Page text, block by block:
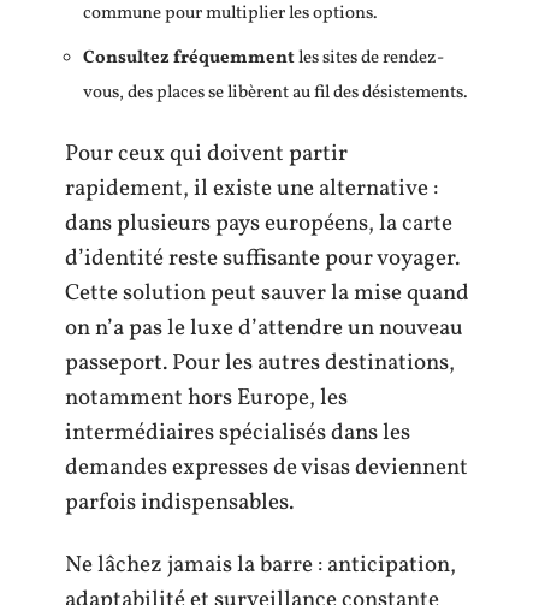
commune pour multiplier les options.
Consultez fréquemmentles sites de rendez-
vous, des places se libèrent au fil des désistements.
Pour ceux qui doivent partir
rapidement, il existe une alternative :
dans plusieurs pays européens, la carte
d’identité reste suffisante pour voyager.
Cette solution peut sauver la mise quand
on n’a pas le luxe d’attendre un nouveau
passeport. Pour les autres destinations,
notamment hors Europe, les
intermédiaires spécialisés dans les
demandes expresses de visas deviennent
parfois indispensables.
Ne lâchez jamais la barre : anticipation,